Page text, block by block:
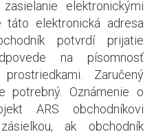
elektronickými
elektronická adresa
potvrdí prijatie
na písomnosť
Zaručený
potrebný. Oznámenie o
ARS obchodníkovi
ak obchodník